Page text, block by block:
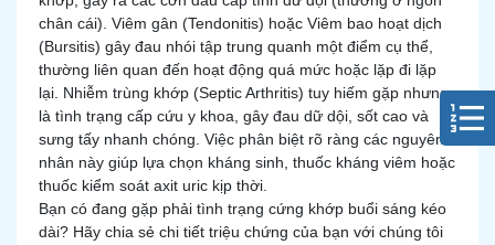
chân cái). Viêm gân (Tendonitis) hoặc Viêm bao hoạt dịch
(Bursitis) gây đau nhói tập trung quanh một điểm cụ thể,
thường liên quan đến hoạt động quá mức hoặc lặp đi lặp
lại. Nhiễm trùng khớp (Septic Arthritis) tuy hiếm gặp nhưng
là tình trạng cấp cứu y khoa, gây đau dữ dội, sốt cao và
sưng tấy nhanh chóng. Việc phân biệt rõ ràng các nguyên
nhân này giúp lựa chọn kháng sinh, thuốc kháng viêm hoặc
thuốc kiểm soát axit uric kịp thời.
Bạn có đang gặp phải tình trạng cứng khớp buổi sáng kéo
dài? Hãy chia sẻ chi tiết triệu chứng của bạn với chúng tôi